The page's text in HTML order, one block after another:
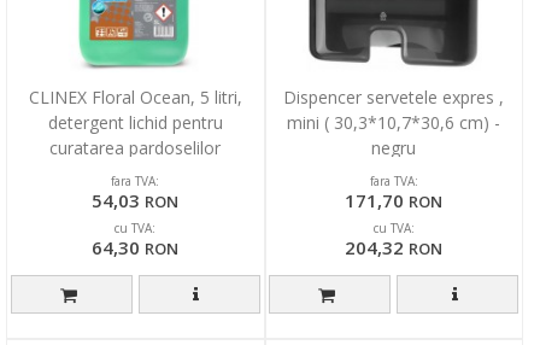
CLINEX Floral Ocean, 5 litri,
detergent lichid pentru
curatarea pardoselilor
fara TVA:
54,03 RON
cu TVA:
64,30 RON
Dispencer servetele expres ,
mini ( 30,3*10,7*30,6 cm) -
negru
fara TVA:
171,70 RON
cu TVA:
204,32 RON